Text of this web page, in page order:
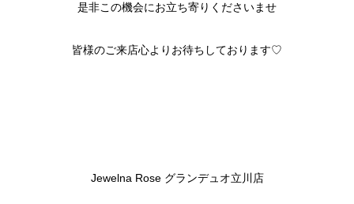
是非この機会にお立ち寄りくださいませ
皆様のご来店心よりお待ちしております♡
Jewelna Rose グランデュオ立川店